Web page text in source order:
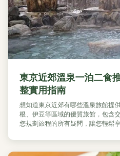
東京近郊溫泉一泊二食
整實用指南
想知道東京近郊有哪些溫泉旅館提
根、伊豆等區域的優質旅館，包含
您規劃旅程的所有疑問，讓您輕鬆